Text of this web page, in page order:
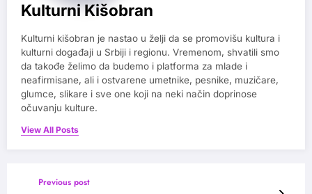
Kulturni Kišobran
Kulturni kišobran je nastao u želji da se promovišu kultura i
kulturni događaji u Srbiji i regionu. Vremenom, shvatili smo
da takođe želimo da budemo i platforma za mlade i
neafirmisane, ali i ostvarene umetnike, pesnike, muzičare,
glumce, slikare i sve one koji na neki način doprinose
očuvanju kulture.
View All Posts
Previous post